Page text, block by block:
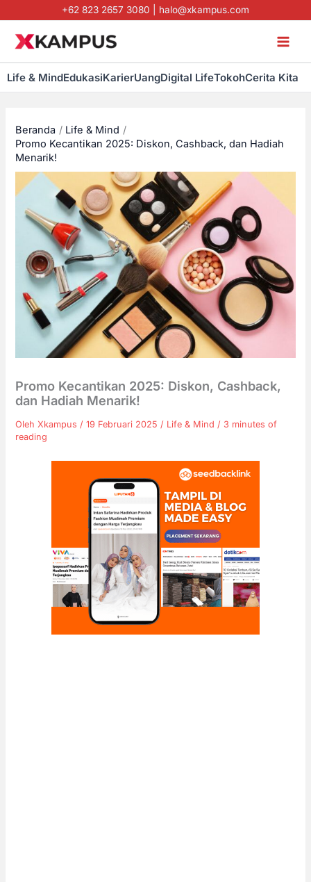
ke
konten
+62 823 2657 3080 halo@xkampus.com
Life & MindEdukasiKarierUangDigital LifeTokohCerita Kita
Beranda
Life & Mind
Promo Kecantikan 2025: Diskon, Cashback, dan Hadiah
Menarik!
Promo Kecantikan 2025: Diskon, Cashback,
dan Hadiah Menarik!
Oleh Xkampus /19 Februari 2025 / Life & Mind / 3 minutes of
reading